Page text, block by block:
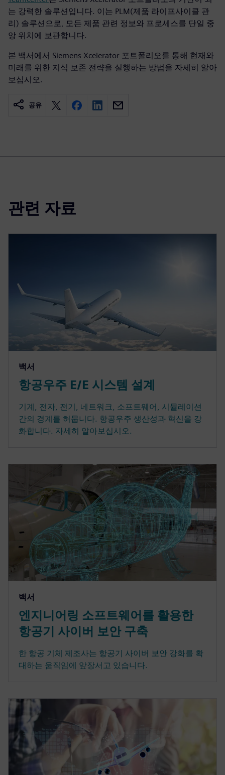
는 강력한 솔루션입니다. 이는 PLM(제품 라이프사이클 관
리) 솔루션으로, 모든 제품 관련 정보와 프로세스를 단일 중
앙 위치에 보관합니다.
본 백서에서 Siemens Xcelerator 포트폴리오를 통해 현재와
미래를 위한 지식 보존 전략을 실행하는 방법을 자세히 알아
보십시오.
공유
관련 자료
백서
항공우주 E/E 시스템 설계
기계, 전자, 전기, 네트워크, 소프트웨어, 시뮬레이션
간의 경계를 허뭅니다. 항공우주 생산성과 혁신을 강
화합니다. 자세히 알아보십시오.
백서
엔지니어링 소프트웨어를 활용한
항공기 사이버 보안 구축
한 항공 기체 제조사는 항공기 사이버 보안 강화를 확
대하는 움직임에 앞장서고 있습니다.